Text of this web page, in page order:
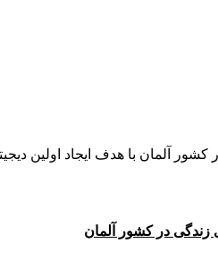
زندگی در کشور آلمان